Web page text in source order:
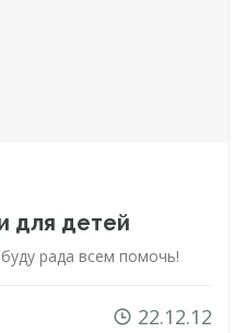
для детей
рада всем помочь!
22.12.12